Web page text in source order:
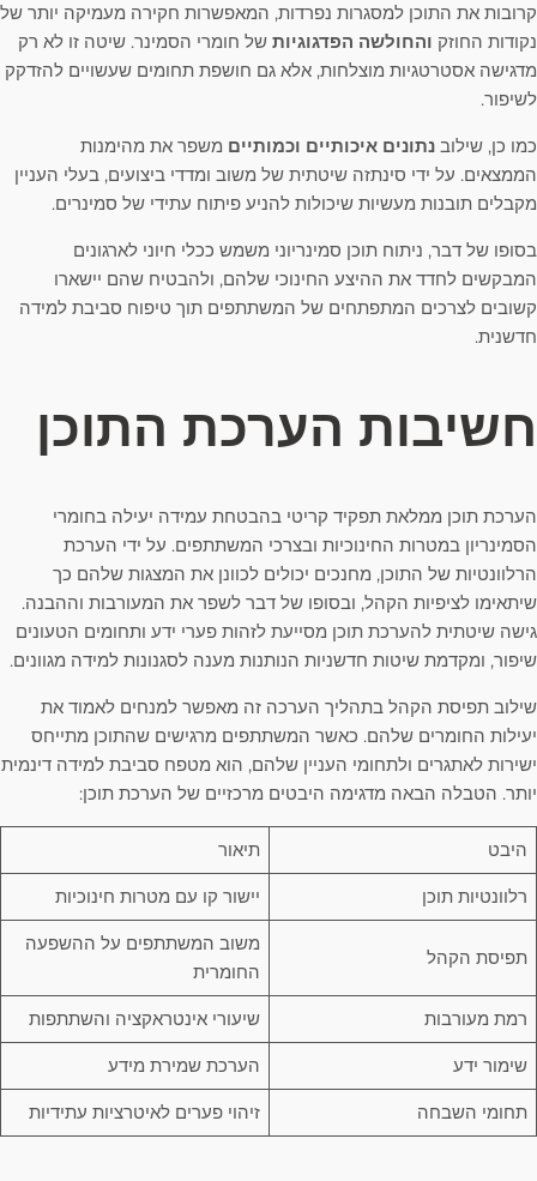
קרובות את התוכן למסגרות נפרדות, המאפשרות חקירה מעמיקה יותר של
נקודות החוזק והחולשה הפדגוגיות של חומרי הסמינר. שיטה זו לא רק
מדגישה אסטרטגיות מוצלחות, אלא גם חושפת תחומים שעשויים להזדקק
לשיפור.
כמו כן, שילוב נתונים איכותיים וכמותיים משפר את מהימנות
הממצאים. על ידי סינתזה שיטתית של משוב ומדדי ביצועים, בעלי העניין
מקבלים תובנות מעשיות שיכולות להניע פיתוח עתידי של סמינרים.
בסופו של דבר, ניתוח תוכן סמינריוני משמש ככלי חיוני לארגונים
המבקשים לחדד את ההיצע החינוכי שלהם, ולהבטיח שהם יישארו
קשובים לצרכים המתפתחים של המשתתפים תוך טיפוח סביבת למידה
חדשנית.
חשיבות הערכת התוכן
הערכת תוכן ממלאת תפקיד קריטי בהבטחת עמידה יעילה בחומרי
הסמינריון במטרות החינוכיות ובצרכי המשתתפים. על ידי הערכת
הרלוונטיות של התוכן, מחנכים יכולים לכוונן את המצגות שלהם כך
שיתאימו לציפיות הקהל, ובסופו של דבר לשפר את המעורבות וההבנה.
גישה שיטתית להערכת תוכן מסייעת לזהות פערי ידע ותחומים הטעונים
שיפור, ומקדמת שיטות חדשניות הנותנות מענה לסגנונות למידה מגוונים.
שילוב תפיסת הקהל בתהליך הערכה זה מאפשר למנחים לאמוד את
יעילות החומרים שלהם. כאשר המשתתפים מרגישים שהתוכן מתייחס
ישירות לאתגרים ולתחומי העניין שלהם, הוא מטפח סביבת למידה דינמית
יותר. הטבלה הבאה מדגימה היבטים מרכזיים של הערכת תוכן:
היבט תיאור
רלוונטיות תוכן יישור קו עם מטרות חינוכיות
תפיסת הקהל
משוב המשתתפים על ההשפעה
החומרית
רמת מעורבות שיעורי אינטראקציה והשתתפות
שימור ידע הערכת שמירת מידע
תחומי השבחה זיהוי פערים לאיטרציות עתידיות